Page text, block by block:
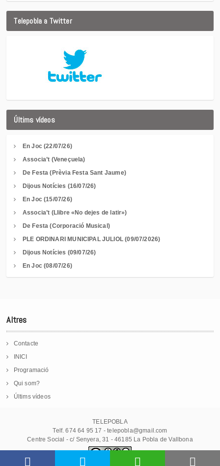
Telepobla a Twitter
Últims vídeos
En Joc (22/07/26)
Associa’t (Veneçuela)
De Festa (Prèvia Festa Sant Jaume)
Dijous Notícies (16/07/26)
En Joc (15/07/26)
Associa’t (Llibre «No dejes de latir»)
De Festa (Corporació Musical)
PLE ORDINARI MUNICIPAL JULIOL (09/07/2026)
Dijous Notícies (09/07/26)
En Joc (08/07/26)
Altres
Contacte
INICI
Programació
Qui som?
Últims vídeos
TELEPOBLA
Telf. 674 64 95 17 - telepobla@gmail.com
Centre Social - c/ Senyera, 31 - 46185 La Pobla de Vallbona